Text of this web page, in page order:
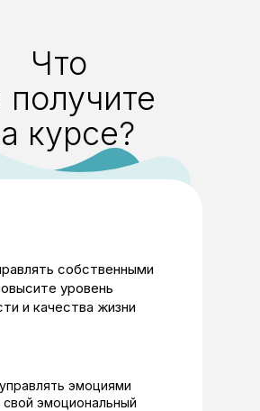
Что
получите
курсе?
собственными
уровень
и качества жизни
эмоциями
эмоциональный